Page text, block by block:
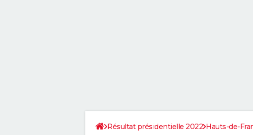
Résultat présidentielle 2022 Hauts-de-